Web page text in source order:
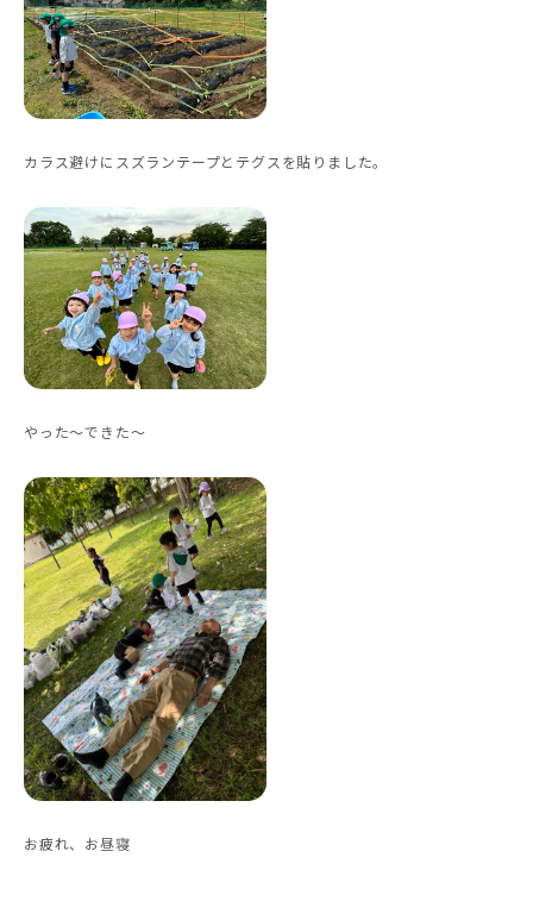
カラス避けにスズランテープとテグスを貼りました。
やった〜できた〜
お疲れ、お昼寝